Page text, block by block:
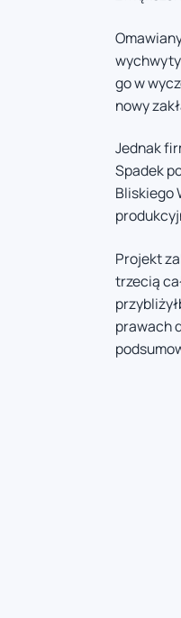
go w
nowy
Jednak
Spadek
Bliskiego
Projekt
trzecią
prawach